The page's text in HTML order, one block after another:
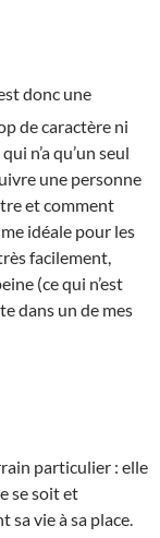
donc une
de caractère ni
n’a qu’un seul
une personne
et comment
idéale pour les
facilement,
(ce qui n’est
dans un de mes
particulier : elle
se soit et
sa vie à sa place.